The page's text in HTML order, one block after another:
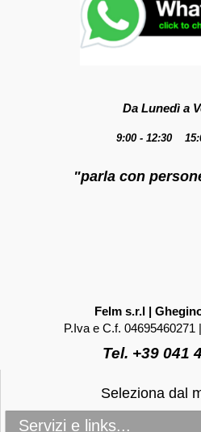
Da Lunedì a
9:00 - 12:30
"parla con
Felm s.r.l |
P.Iva e C.f. 04695460271
Tel. +39 041
Seleziona dal